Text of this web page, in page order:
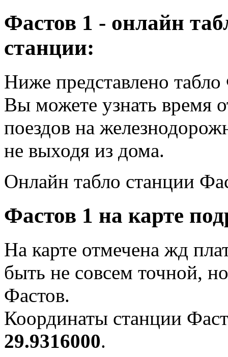
Фастов 1 - онлайн
станции:
Ниже представлено
Вы можете узнать время
поездов на
не выходя из дома.
Онлайн табло станции
Фастов 1 на карте
На карте отмечена жд
быть не совсем точной,
Фастов.
Координаты станции
29.9316000.